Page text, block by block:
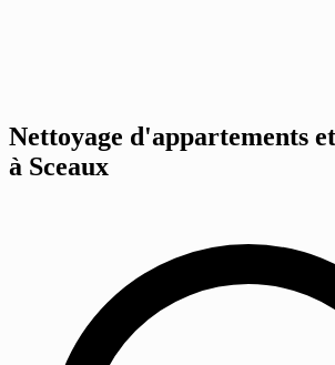
Nettoyage d'appartements
à Sceaux